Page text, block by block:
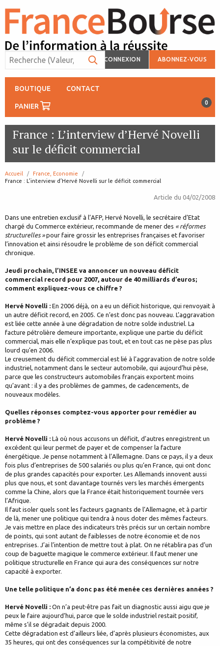
CONNEXION ABONNEZ-VOUS
BOUTIQUE CONTACT
PANIER 0
France : L’interview d’Hervé Novelli
sur le déficit commercial
Accueil
France, Economie
page:
France : L’interview d’Hervé Novelli sur le déficit commercial
Article du 04/02/2008
Dans une entretien exclusif à l’AFP, Hervé Novelli, le secrétaire d’Etat
chargé du Commerce extérieur, recommande de mener des « réformes
structurelles »pour faire grossir les entreprises françaises et favoriser
l’innovation et ainsi résoudre le problème de son déficit commercial
chronique.
Jeudi prochain, l’INSEE va annoncer un nouveau déficit
commercial record pour 2007, autour de 40 milliards d’euros;
comment expliquez-vous ce chiffre ?
Hervé Novelli : En 2006 déjà, on a eu un déficit historique, qui renvoyait à
un autre déficit record, en 2005. Ce n’est donc pas nouveau. L’aggravation
est liée cette année à une dégradation de notre solde industriel. La
facture pétrolière demeure importante, explique une partie du déficit
commercial, mais elle n’explique pas tout, et en tout cas ne pèse pas plus
lourd qu’en 2006.
Le creusement du déficit commercial est lié à l’aggravation de notre solde
industriel, notamment dans le secteur automobile, qui aujourd’hui pèse,
parce que les constructeurs automobiles français exportent moins
qu’avant : il y a des problèmes de gammes, de cadencements, de
nouveaux modèles.
Quelles réponses comptez-vous apporter pour remédier au
problème ?
Hervé Novelli : Là où nous accusons un déficit, d’autres enregistrent un
excédent qui leur permet de payer et de compenser la facture
énergétique. Je pense notamment à l’Allemagne. Dans ce pays, il y a deux
fois plus d’entreprises de 500 salariés ou plus qu’en France, qui ont donc
de plus grandes capacités pour exporter. Les Allemands innovent aussi
plus que nous, et sont davantage tournés vers les marchés émergents
comme la Chine, alors que la France était historiquement tournée vers
l’Afrique.
Il faut isoler quels sont les facteurs gagnants de l’Allemagne, et à partir
de là, mener une politique qui tendra à nous doter des mêmes facteurs.
Je vais mettre en place des indicateurs très précis sur un certain nombre
de points, qui sont autant de faiblesses de notre économie et de nos
entreprises. J’ai l’intention de mettre tout à plat. On ne rétablira pas d’un
coup de baguette magique le commerce extérieur. Il faut mener une
politique structurelle en France qui aura des conséquences sur notre
capacité à exporter.
Une telle politique n’a donc pas été menée ces dernières années ?
Hervé Novelli : On n’a peut-être pas fait un diagnostic aussi aigu que je
peux le faire aujourd’hui, parce que le solde industriel restait positif,
même s’il se dégradait depuis 2000.
Cette dégradation est d’ailleurs liée, d’après plusieurs économistes, aux
35 heures, qui ont des conséquences sur la compétitivité de notre